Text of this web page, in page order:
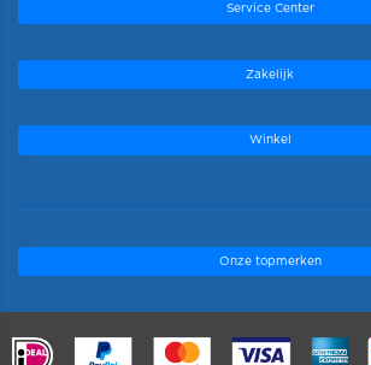
Service Center
Zakelijk
Winkel
Onze topmerken
.